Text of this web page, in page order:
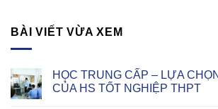
BÀI VIẾT VỪA XEM
HỌC TRUNG CẤP – LỰA
CỦA HS TỐT NGHIỆP THPT